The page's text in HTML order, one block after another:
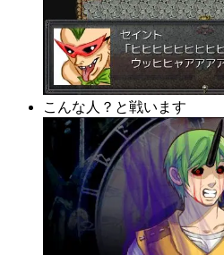
こんな人？と戦います